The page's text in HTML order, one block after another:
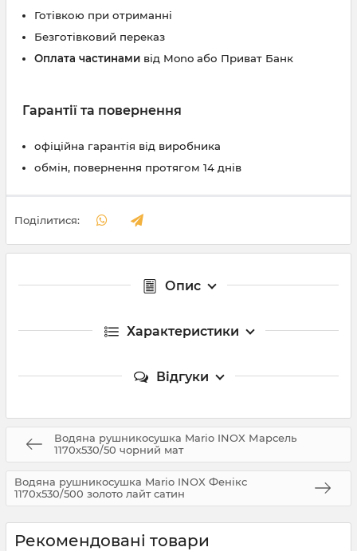
Готівкою при отриманні
Безготівковий переказ
Оплата частинами від Mono або Приват Банк
Гарантії та повернення
офіційна гарантія від виробника
обмін, повернення протягом 14 днів
Поділитися:
Опис
Характеристики
Відгуки
Водяна рушникосушка Mario INOX Марсель
1170х530/50 чорний мат
Водяна рушникосушка Mario INOX Фенікс
1170х530/500 золото лайт сатин
Рекомендовані товари